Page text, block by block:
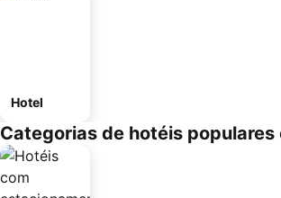
Hotel
Categorias de hotéis populares